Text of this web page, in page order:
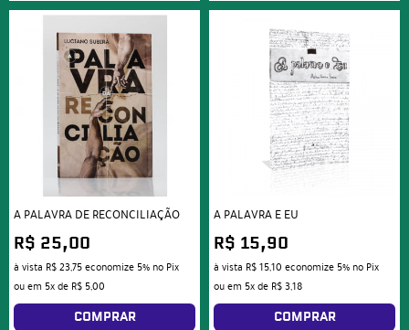
A PALAVRA DE RECONCILIAÇÃO
R$ 25,00
à vista R$ 23,75economize 5% no Pix
ou em 5xde R$ 5,00
COMPRAR
A PALAVRA E EU
R$ 15,90
à vista R$ 15,10 economize 5% no Pix
ou em 5xde R$ 3,18
COMPRAR